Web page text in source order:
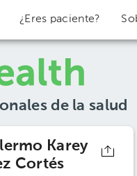
¿Eres paciente?
de la salud
Karey
Cortés